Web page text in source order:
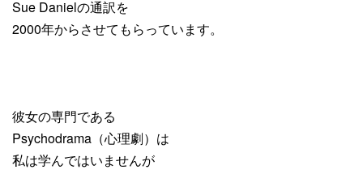
Sue Danielの通訳を
2000年からさせてもらっています。
彼女の専門である
Psychodrama（心理劇）は
私は学んではいませんが